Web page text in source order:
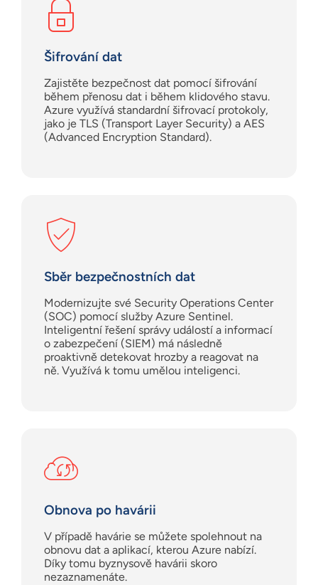
Šifrování dat
Zajistěte bezpečnost dat pomocí šifrování
během přenosu dat i během klidového stavu.
Azure využívá standardní šifrovací protokoly,
jako je TLS (Transport Layer Security) a AES
(Advanced Encryption Standard).
Sběr bezpečnostních dat
Modernizujte své Security Operations Center
(SOC) pomocí služby Azure Sentinel.
Inteligentní řešení správy událostí a informací
o zabezpečení (SIEM) má následně
proaktivně detekovat hrozby a reagovat na
ně. Využívá k tomu umělou inteligenci.
Obnova po havárii
V případě havárie se můžete spolehnout na
obnovu dat a aplikací, kterou Azure nabízí.
Díky tomu byznysově havárii skoro
nezaznamenáte.